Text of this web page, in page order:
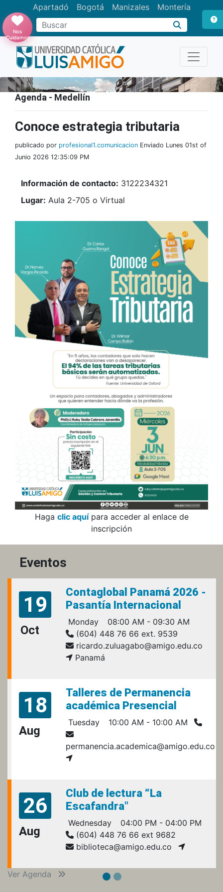
Apartadó Bogotá Manizales Montería
Buscar
Nos
Cuidamos
Agenda - Medellín
Conoce estrategia tributaria
publicado por profesional1.comunicacion Enviado Lunes 01st of
Junio 2026 12:35:09 PM
Información de contacto: 3122234321
Lugar: Aula 2-705 o Virtual
Haga clic aquípara acceder al enlace de
inscripción
Eventos
19
Oct
Contaglobal Panamá 2026 -
Pasantía Internacional
Monday
08:00 AM - 09:30 AM
(604) 448 76 66 ext. 9539
ricardo.zuluagabo@amigo.edu.co
Panamá
18
Aug
Talleres de Permanencia
académica Presencial
Tuesday 10:00 AM - 10:00 AM
permanencia.academica@amigo.edu.co
26
Aug
Club de lectura “La
Escafandra"
Wednesday
04:00 PM - 04:00 PM
(604) 448 76 66 ext 9682
biblioteca@amigo.edu.co
Ver Agenda